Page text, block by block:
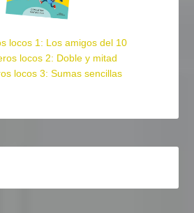
locos 1: Los amigos del 10
locos 2: Doble y mitad
locos 3: Sumas sencillas